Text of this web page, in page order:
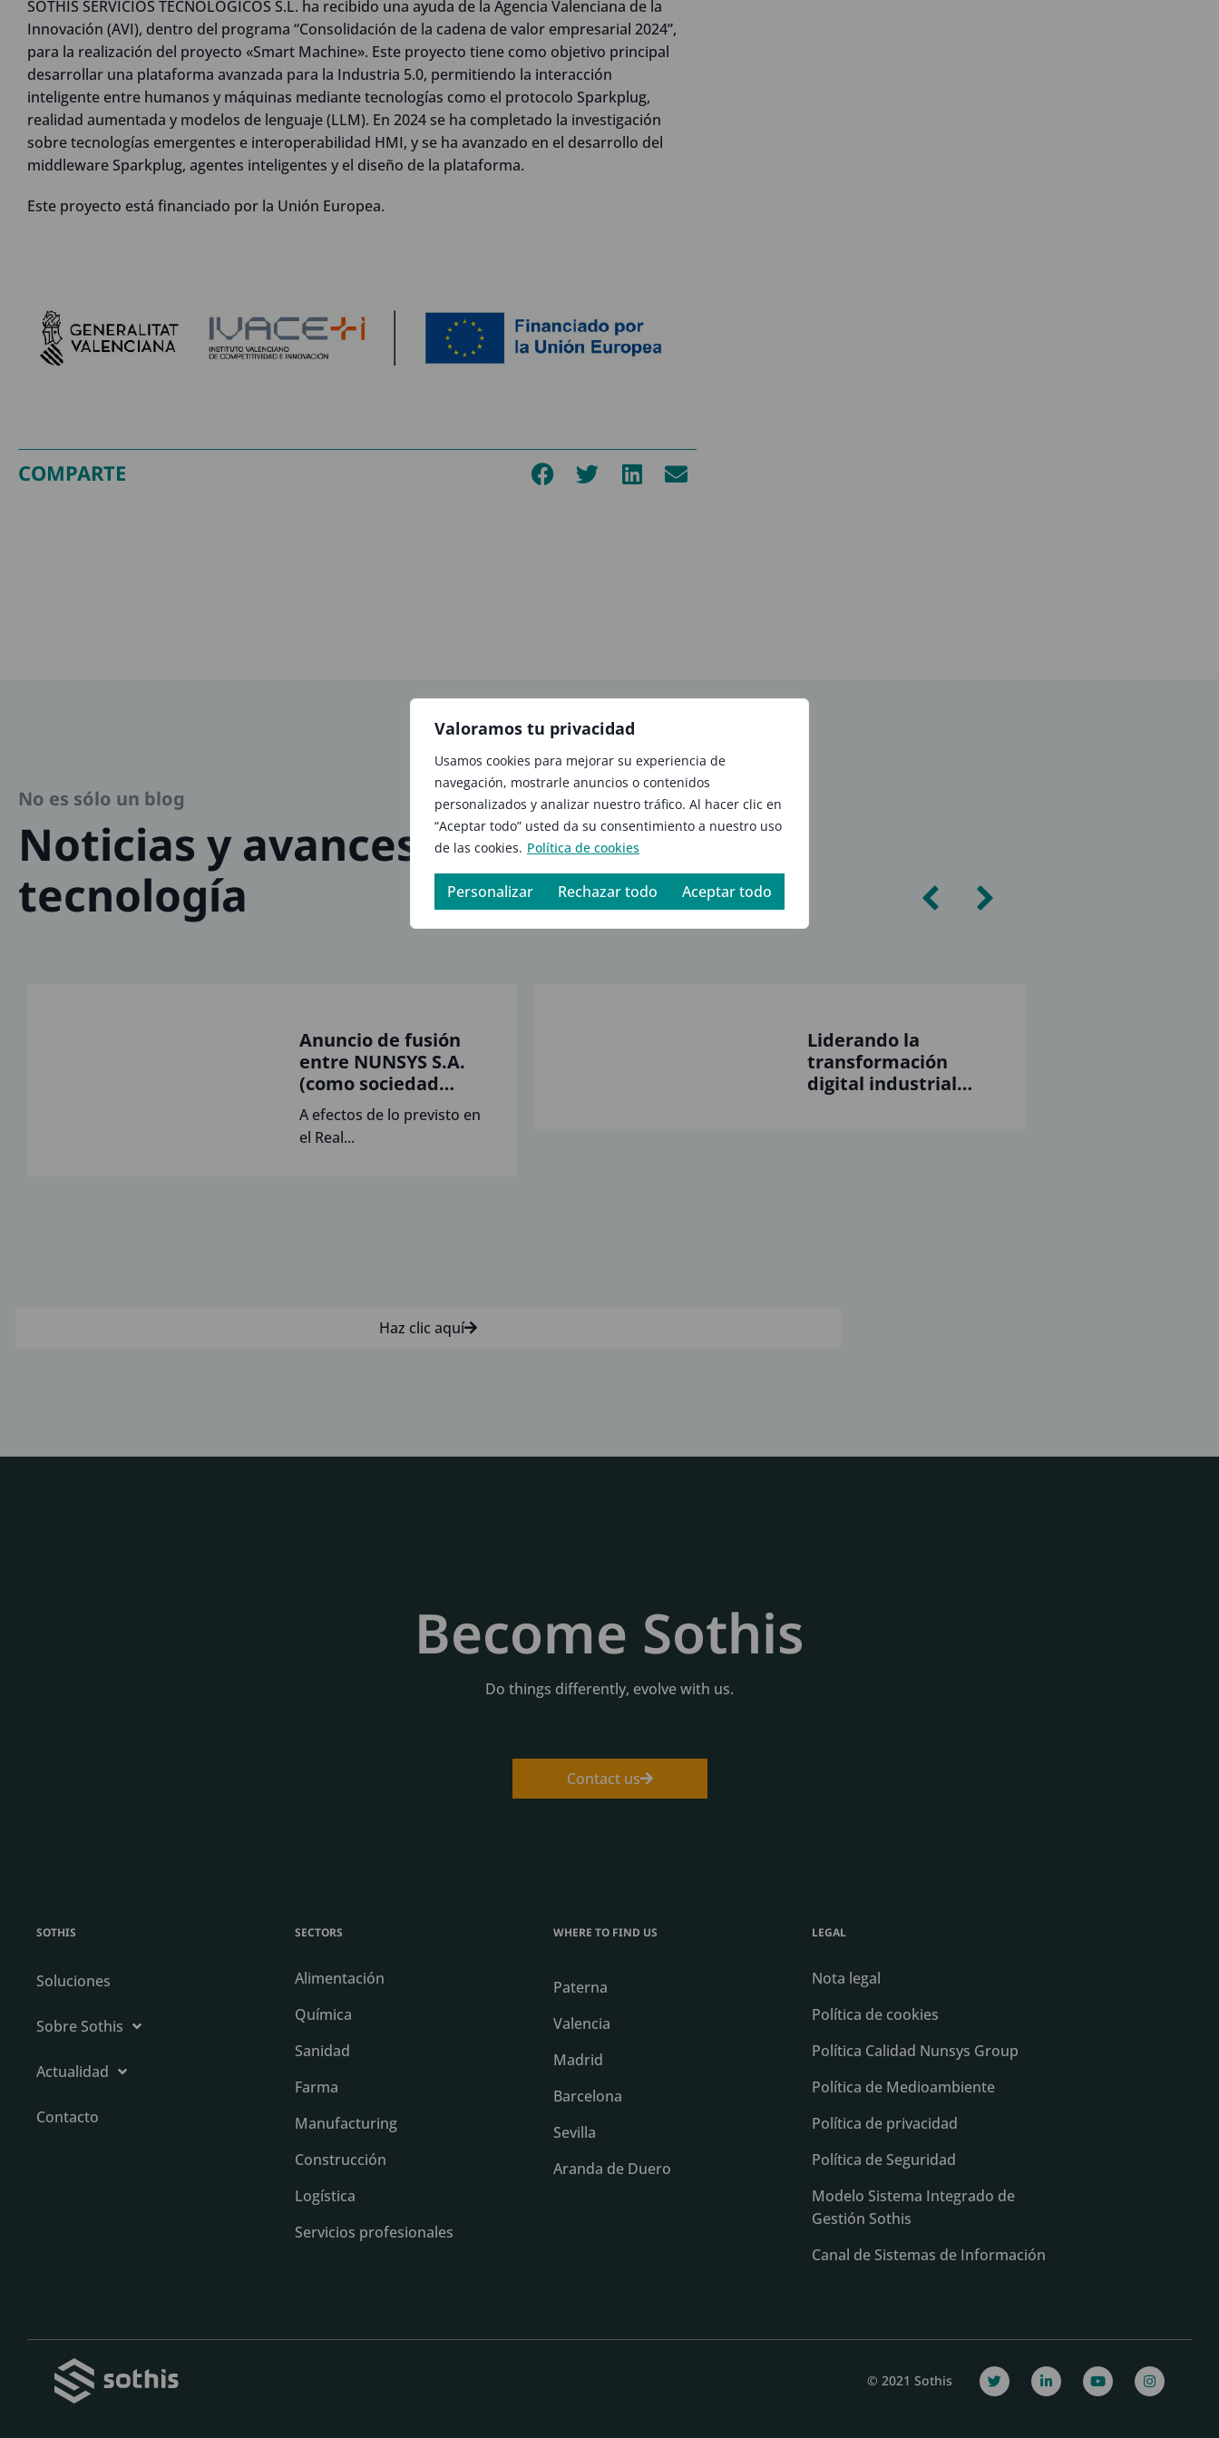
Valoramos tu privacidad
Usamos cookies para mejorar su experiencia de
navegación, mostrarle anuncios o contenidos
personalizados y analizar nuestro tráfico. Al hacer clic en
“Aceptar todo” usted da su consentimiento a nuestro uso
de las cookies. Política de cookies
Personalizar Rechazar todo Aceptar todo
SOTHIS SERVICIOS TECNOLOGICOS S.L. ha recibido una ayuda de la Agencia Valenciana de la
Innovación (AVI), dentro del programa “Consolidación de la cadena de valor empresarial 2024”,
para la realización del proyecto «Smart Machine». Este proyecto tiene como objetivo principal
desarrollar una plataforma avanzada para la Industria 5.0, permitiendo la interacción
inteligente entre humanos y máquinas mediante tecnologías como el protocolo Sparkplug,
realidad aumentada y modelos de lenguaje (LLM). En 2024 se ha completado la investigación
sobre tecnologías emergentes e interoperabilidad HMI, y se ha avanzado en el desarrollo del
middleware Sparkplug, agentes inteligentes y el diseño de la plataforma.
Este proyecto está financiado por la Unión Europea.
COMPARTE
No es sólo un blog
Noticias y avances sobre
tecnología
Anuncio de fusión
entre NUNSYS S.A.
(como sociedad
absorbente) y
SOTHIS
TECNOLOGÍAS DE LA
A efectos de lo previsto en
el Real...
Liderando la
transformación
digital industrial
Haz clic aquí
Become Sothis
Do things differently, evolve with us.
Contact us
SOTHIS
Soluciones
Sobre Sothis
Actualidad
Contacto
SECTORS
Alimentación
Química
Sanidad
Farma
Manufacturing
Construcción
Logística
Servicios profesionales
WHERE TO FIND US
Paterna
Valencia
Madrid
Barcelona
Sevilla
Aranda de Duero
LEGAL
Nota legal
Política de cookies
Política Calidad Nunsys Group
Política de Medioambiente
Política de privacidad
Política de Seguridad
Modelo Sistema Integrado de
Gestión Sothis
Canal de Sistemas de Información
© 2021 Sothis